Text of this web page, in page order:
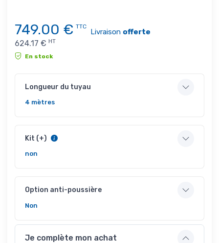
749.00 € TTC
Livraison offerte
624.17 € HT
En stock
Longueur du tuyau
4 mètres
Kit (+)
non
Option anti-poussière
Non
Je complète mon achat